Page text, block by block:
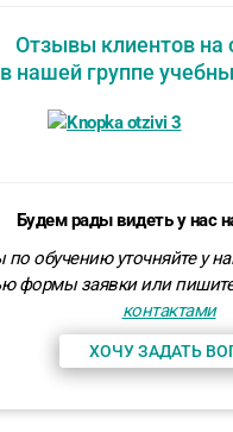
Отзывы клиентов на
в нашей группе
Будем рады видеть у нас
обучению уточняйте у
формы заявки или пишите
контактами
ХОЧУ ЗАДАТЬ